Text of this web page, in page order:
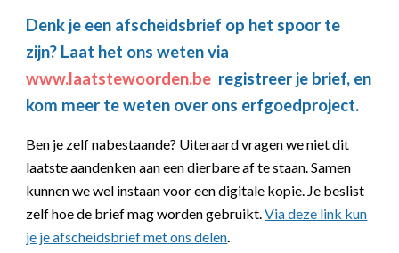
Denk je een afscheidsbrief op het spoor te
zijn? Laat het ons weten via
www.laatstewoorden.be registreer je brief, en
kom meer te weten over ons erfgoedproject.
Ben je zelf nabestaande? Uiteraard vragen we niet dit
laatste aandenken aan een dierbare af te staan. Samen
kunnen we wel instaan voor een digitale kopie. Je beslist
zelf hoe de brief mag worden gebruikt.Via deze link kun
je je afscheidsbrief met ons delen.